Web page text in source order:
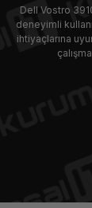
Dell Vostro
deneyimli
ihtiyaçlarına